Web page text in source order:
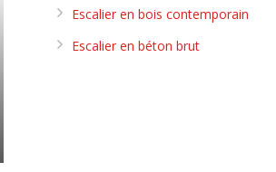
Escalier en bois contemporain
Escalier en béton brut